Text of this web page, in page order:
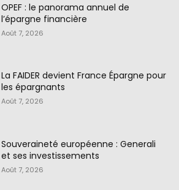
OPEF : le panorama annuel de
l’épargne financière
Août 7, 2026
La FAIDER devient France Épargne pour
les épargnants
Août 7, 2026
Souveraineté européenne : Generali
et ses investissements
Août 7, 2026